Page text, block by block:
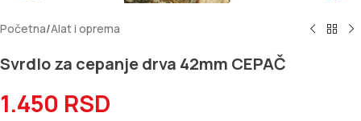
Početna/Alat i oprema
Svrdlo za cepanje drva 42mm CEPAČ
1.450 RSD